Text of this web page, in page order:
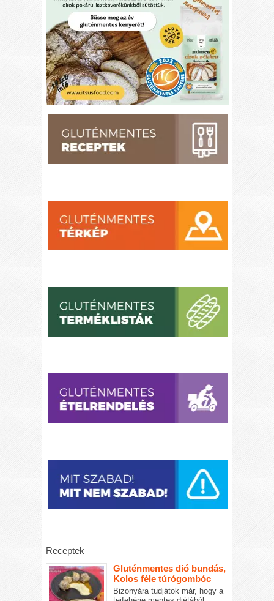
Receptek
Gluténmentes dió bundás,
Kolos féle túrógombóc
Bizonyára tudjátok már, hogy a